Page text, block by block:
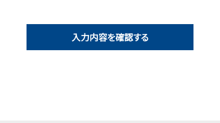
入力内容を確認する